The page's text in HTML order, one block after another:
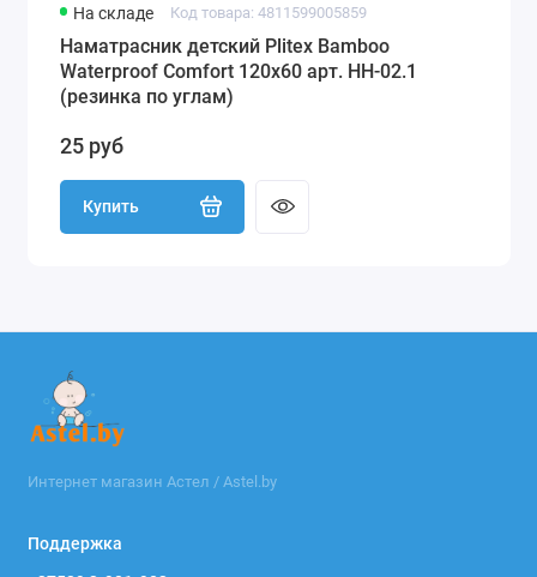
На складе Код товара: 4811599005859
Наматрасник детский Plitex Bamboo
Waterproof Comfort 120х60 арт. НН-02.1
(резинка по углам)
25 руб
Купить
Интернет магазин Астел / Astel.by
Поддержка